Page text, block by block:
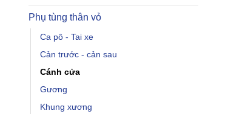
Phụ tùng thân vỏ
Ca pô - Tai xe
Cản trước - cản sau
Cánh cửa
Gương
Khung xương